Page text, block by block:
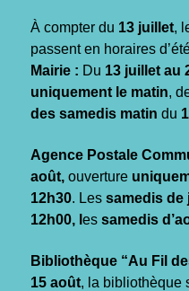
À compter du 13 juillet,
passent en horaires
Mairie : Du 13 juillet au
uniquement le matin,
des samedis matin du
Agence Postale
août, ouverture
12h30. Les samedis de
12h00, l es samedis
Bibliothèque “Au Fil
15 août, la bibliothèque